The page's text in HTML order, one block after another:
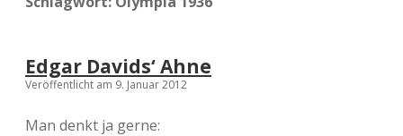
Edgar Davids‘ Ahne
Veröffentlicht am 9. Januar 2012
Man denkt ja gerne: